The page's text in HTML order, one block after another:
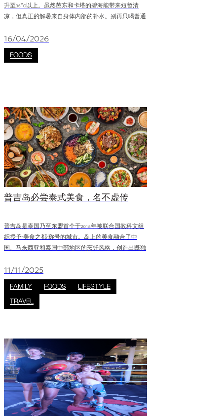
升至35°C以上。虽然芭东和卡塔的碧海能带来短暂清
凉，但真正的解暑来自身体内部的补水。别再只喝普通
选！ 经典饮品：清凉与传统的完美结合 泰式奶茶 泰国
饮品中的常胜冠军，鲜艳的橙色茶汤加入炼乳调制，搭
配冰块饮用，口感香甜顺滑。 * 适合：下午提神补充能
16/04/2026
FOODS
普吉岛必尝泰式美食，名不虚传
普吉岛是泰国乃至东盟首个于2015年被联合国教科文组
织授予“美食之都”称号的城市。岛上的美食融合了中
国、马来西亚和泰国中部地区的烹饪风格，创造出既独
与大海紧密相连。对于游客而言，Jungceylon 是品尝当地
美食的理想起点——这里遍布美食街和餐厅，将传统佳
肴与现代普吉岛特色菜汇聚一堂，热闹非凡。 普吉岛特
色菜 1. 封肉 (红烧五花肉) Image 普吉岛最受欢迎的菜肴之
11/11/2025
FAMILY FOODS
LIFESTYLE
TRAVEL